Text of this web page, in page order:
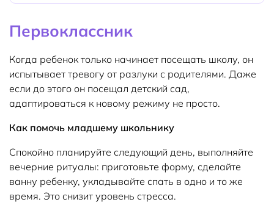
Первоклассник
Когда ребенок только начинает посещать школу, он
испытывает тревогу от разлуки с родителями. Даже
если до этого он посещал детский сад,
адаптироваться к новому режиму не просто.
Как помочь младшему школьнику
Спокойно планируйте следующий день, выполняйте
вечерние ритуалы: приготовьте форму, сделайте
ванну ребенку, укладывайте спать в одно и то же
время. Это снизит уровень стресса.